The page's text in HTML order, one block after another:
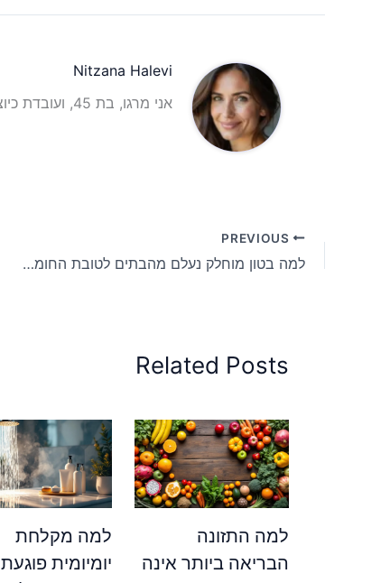
Nitzana Halevi
אני מרגו, בת 45, ועובדת כיוצרת תוכן וכתבת תוכן אינטרנטית עם ניסיון רב בתחום.
למה בטון מוחלק נעלם מהבתים לטובת החומר החדש הזה
Related Posts
למה התזונה
הבריאה ביותר אינה
למה מקלחת
יומיומית פוגעת